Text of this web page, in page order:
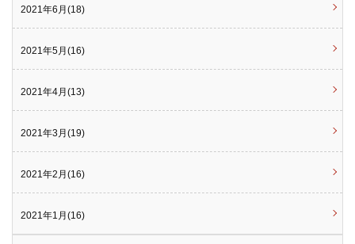
2021年6月(18)
2021年5月(16)
2021年4月(13)
2021年3月(19)
2021年2月(16)
2021年1月(16)